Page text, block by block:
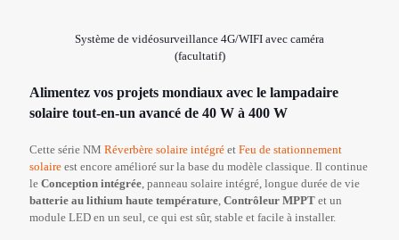
Système de vidéosurveillance 4G/WIFI avec caméra
(facultatif)
Alimentez vos projets mondiaux avec le lampadaire
solaire tout-en-un avancé de 40 W à 400 W
Cette série NM Réverbère solaire intégré et Feu de stationnement
solaire est encore amélioré sur la base du modèle classique. Il continue
le Conception intégrée, panneau solaire intégré, longue durée de vie
batterie au lithium haute température, Contrôleur MPPT et un
module LED en un seul, ce qui est sûr, stable et facile à installer.